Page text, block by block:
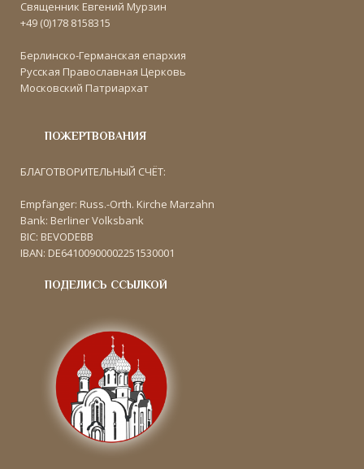
Священник Евгений Мурзин
+49 (0)178 8158315
Берлинско-Германская епархия
Русская Православная Церковь
Московский Патриархат
ПОЖЕРТВОВАНИЯ
БЛАГОТВОРИТЕЛЬНЫЙ СЧЁТ:
Empfänger: Russ.-Orth. Kirche Marzahn
Bank: Berliner Volksbank
BIC: BEVODEBB
IBAN: DE64100900002251530001
ПОДЕЛИСЬ ССЫЛКОЙ